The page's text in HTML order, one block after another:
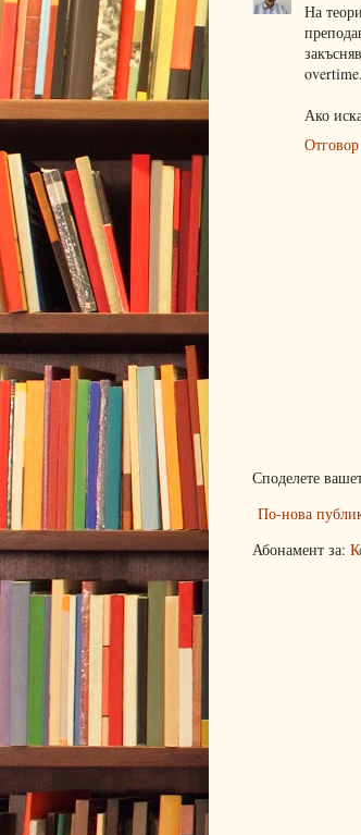
На
overtime.
Ако
Отговор
Споделете
По-нова
Абонамент за: